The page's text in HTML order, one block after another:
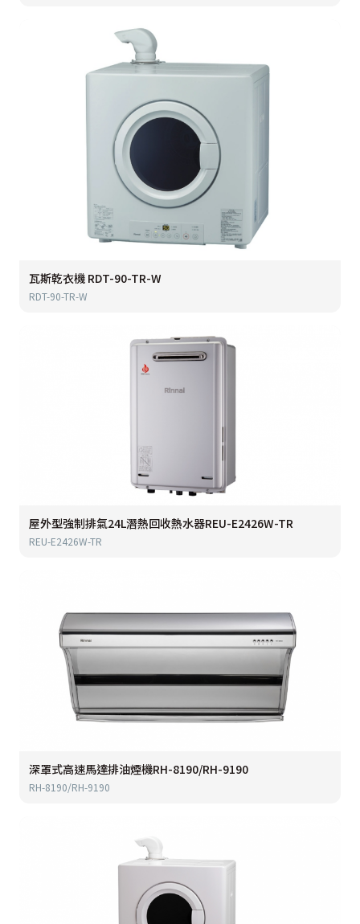
瓦斯乾衣機 RDT-90-TR-W
RDT-90-TR-W
屋外型強制排氣24L潛熱回收熱水器REU-E2426W-TR
REU-E2426W-TR
深罩式高速馬達排油煙機RH-8190/RH-9190
RH-8190/RH-9190